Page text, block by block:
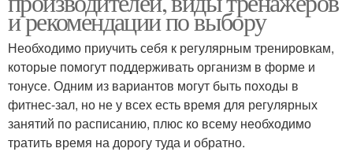
и рекомендации по выбору
Необходимо приучить себя к регулярным тренировкам,
которые помогут поддерживать организм в форме и
тонусе. Одним из вариантов могут быть походы в
фитнес-зал, но не у всех есть время для регулярных
занятий по расписанию, плюс ко всему необходимо
тратить время на дорогу туда и обратно.